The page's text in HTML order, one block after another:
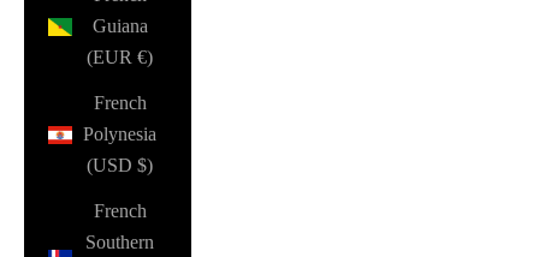
Guiana
(EUR €)
French
Polynesia
(USD $)
French
Southern